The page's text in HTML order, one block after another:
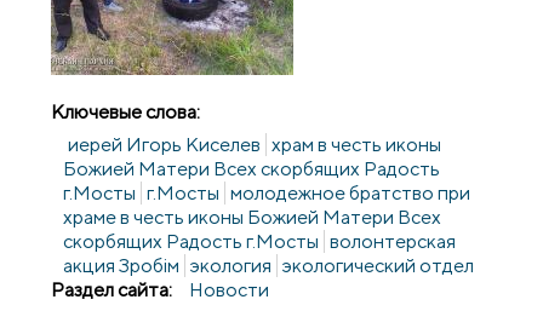
Ключевые слова:
иерей Игорь Киселев храм в честь иконы
Божией Матери Всех скорбящих Радость
г.Мосты г.Мосты молодежное братство при
храме в честь иконы Божией Матери Всех
скорбящих Радость г.Мосты волонтерская
акция Зробiм экология экологический отдел
Раздел сайта:
Новости